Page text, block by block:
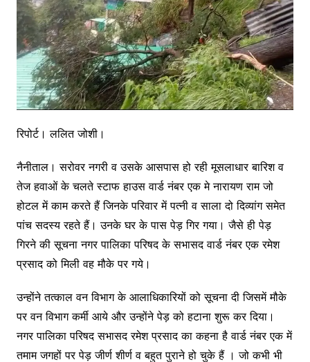
रिपोर्ट। ललित जोशी।
नैनीताल। सरोवर नगरी व उसके आसपास हो रही मूसलाधार बारिश व
तेज हवाओं के चलते स्टाफ हाउस वार्ड नंबर एक मे नारायण राम जो
होटल में काम करते हैं जिनके परिवार में पत्नी व साला दो दिव्यांग समेत
पांच सदस्य रहते हैं। उनके घर के पास पेड़ गिर गया। जैसे ही पेड़
गिरने की सूचना नगर पालिका परिषद के सभासद वार्ड नंबर एक रमेश
प्रसाद को मिली वह मौके पर गये।
उन्होंने तत्काल वन विभाग के आलाधिकारियों को सूचना दी जिसमें मौके
पर वन विभाग कर्मी आये और उन्होंने पेड़ को हटाना शुरू कर दिया।
नगर पालिका परिषद सभासद रमेश प्रसाद का कहना है वार्ड नंबर एक में
तमाम जगहों पर पेड़ जीर्ण शीर्ण व बहुत पुराने हो चुके हैं । जो कभी भी